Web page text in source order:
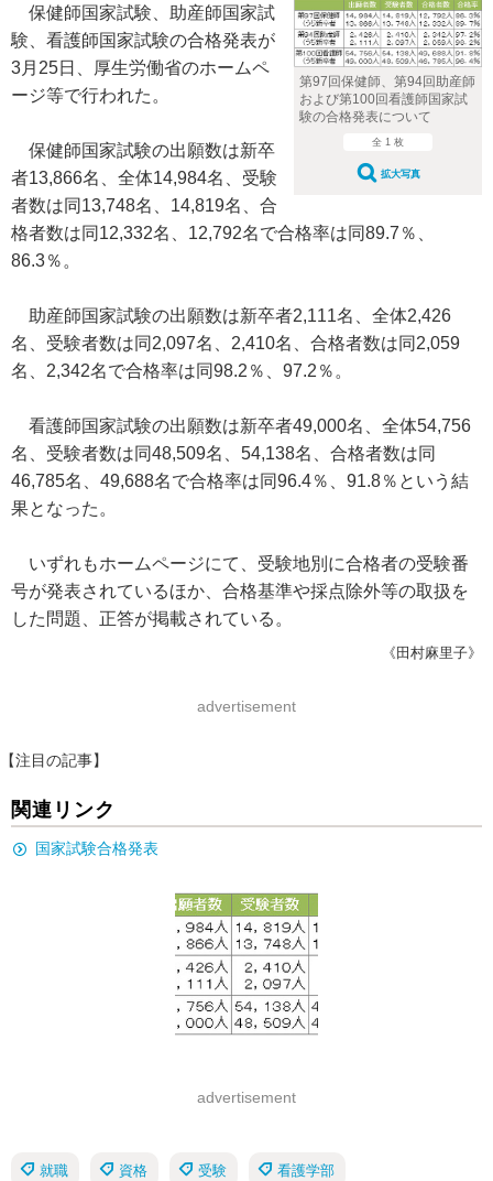
第97回保健師、第94回助産師
および第100回看護師国家試
験の合格発表について
全 1 枚
拡大写真
保健師国家試験、助産師国家試
験、看護師国家試験の合格発表が
3月25日、厚生労働省のホームペ
ージ等で行われた。
保健師国家試験の出願数は新卒
者13,866名、全体14,984名、受験
者数は同13,748名、14,819名、合
格者数は同12,332名、12,792名で合格率は同89.7％、
86.3％。
助産師国家試験の出願数は新卒者2,111名、全体2,426
名、受験者数は同2,097名、2,410名、合格者数は同2,059
名、2,342名で合格率は同98.2％、97.2％。
看護師国家試験の出願数は新卒者49,000名、全体54,756
名、受験者数は同48,509名、54,138名、合格者数は同
46,785名、49,688名で合格率は同96.4％、91.8％という結
果となった。
いずれもホームページにて、受験地別に合格者の受験番
号が発表されているほか、合格基準や採点除外等の取扱を
した問題、正答が掲載されている。
《田村麻里子》
advertisement
【注目の記事】
関連リンク
国家試験合格発表
advertisement
就職 資格 受験 看護学部